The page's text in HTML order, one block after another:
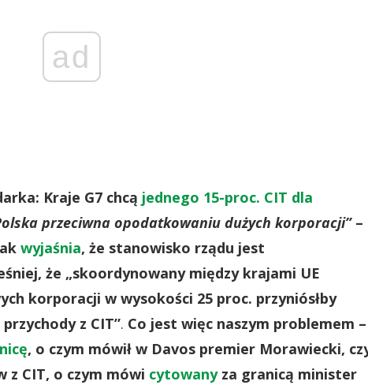
ad
Kraje G7 chcą jednego 15-proc. CIT dla
przeciwna opodatkowaniu dużych korporacji”–
wyjaśnia, że stanowisko rządu jest
że „skoordynowany między krajami UE
korporacji w wysokości 25 proc. przyniósłby
z CIT”. Co jest więc naszym problemem –
, o czym mówił w Davos premier Morawiecki,
z CIT, o czym mówi cytowanyza granicą minister